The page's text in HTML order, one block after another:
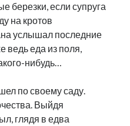
березки, если супруга
на кротов
услышал последние
ведь еда из поля,
нибудь…
по своему саду.
Выйдя
глядя в едва